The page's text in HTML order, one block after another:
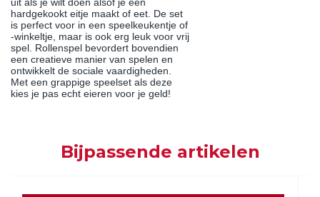
uit als je wilt doen alsof je een
hardgekookt eitje maakt of eet. De set
is perfect voor in een speelkeukentje of
-winkeltje, maar is ook erg leuk voor vrij
spel. Rollenspel bevordert bovendien
een creatieve manier van spelen en
ontwikkelt de sociale vaardigheden.
Met een grappige speelset als deze
kies je pas echt eieren voor je geld!
Bijpassende artikelen